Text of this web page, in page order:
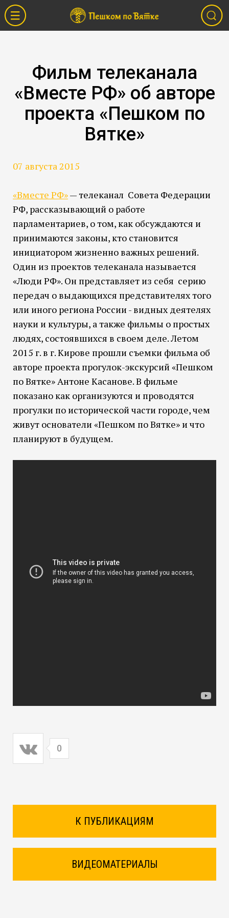
Фильм телеканала
«Вместе РФ» об авторе
проекта «Пешком по
Вятке»
07 августа 2015
«Вместе РФ»— телеканал Совета Федерации
РФ, рассказывающий о работе
парламентариев, о том, как обсуждаются и
принимаются законы, кто становится
инициатором жизненно важных решений.
Один из проектов телеканала называется
«Люди РФ». Он представляет из себя серию
передач о выдающихся представителях того
или иного региона России - видных деятелях
науки и культуры, а также фильмы о простых
людях, состоявшихся в своем деле. Летом
2015 г. в г. Кирове прошли съемки фильма об
авторе проекта прогулок-экскурсий «Пешком
по Вятке» Антоне Касанове. В фильме
показано как организуются и проводятся
прогулки по исторической части городе, чем
живут основатели «Пешком по Вятке» и что
планируют в будущем.
0
К ПУБЛИКАЦИЯМ
ВИДЕОМАТЕРИАЛЫ